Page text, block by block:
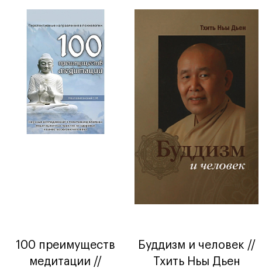
100 преимуществ
медитации //
Буддизм и человек //
Тхить Ньы Дьен